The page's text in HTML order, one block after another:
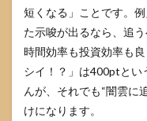
防ぐ
チェ
ック
リス
5
ヴァ
ルヴ
短くなる」ことです。
た示唆が出るなら、追
時間効率も投資効率も
シイ！？」は400ptとい
んが、それでも“闇雲に
けになります。